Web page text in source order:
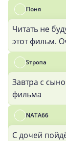
Поня
Читать не
этот фильм.
Sтропа
Завтра с
фильма
NATA66
С дочей